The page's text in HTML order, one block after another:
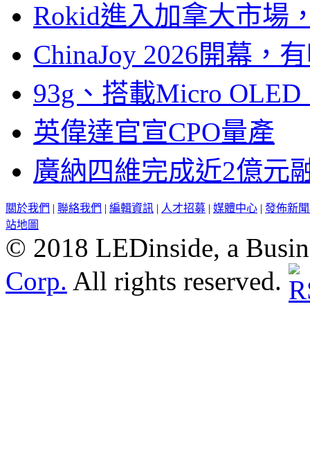
Rokid進入加拿大市場
ChinaJoy 2026開幕，
93g、搭載Micro
英偉達官宣CPO量產
廣納四維完成近2億元
關於我們 | 聯絡我們 | 編輯資訊 | 人才招募 | 媒體中心 | 發佈新
站地圖
© 2018 LEDinside, a
Corp. All rights reserved.